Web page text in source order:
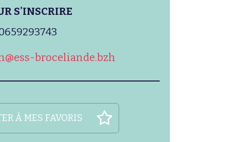
S'INSCRIRE
broceliande.bzh
À MES FAVORIS